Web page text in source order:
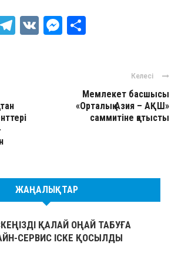
Telegram
VK Messenger
Келесі
Мемлекет басшысы
«Орталық Азия – АҚШ»
саммитіне қатысты
ЖАҢАЛЫҚТАР
ҚАЛАЙ ОҢАЙ ТАБУҒА
СЕРВИС ІСКЕ ҚОСЫЛДЫ